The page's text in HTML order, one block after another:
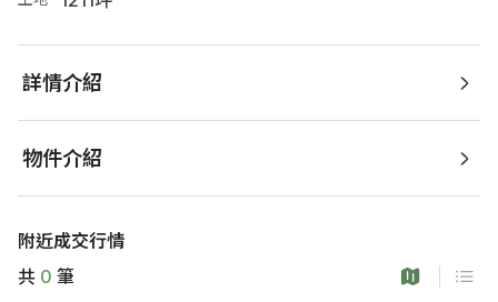
詳情介紹
物件介紹
附近成交行情
共 0 筆